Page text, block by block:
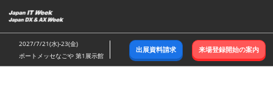
キ
ッ
し
2027/7/21(水)-23(金)
ポートメッセなごや 第1展示館
出展資料請求 来場登録開始の案内